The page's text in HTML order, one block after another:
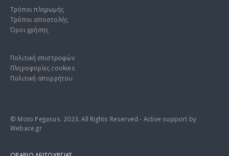
Τρόποι πληρωμής
Τρόποι αποστολής
Όροι χρήσης
Πολιτική επιστροφών
Πληροφορίες cookies
Πολιτική απορρήτου
© Moto Pegasus. 2023. All Rights Reserved - Active support by
Webace.gr